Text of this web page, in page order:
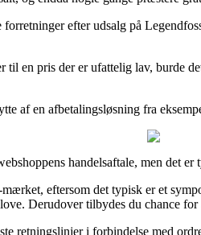
efter udsalg på
til en pris der er ufattelig lav,
af en afbetalingsløsning fra
handelsaftale, men det er
eftersom det typisk er et
Derudover tilbydes du chance
retningslinjer i forbindelse med